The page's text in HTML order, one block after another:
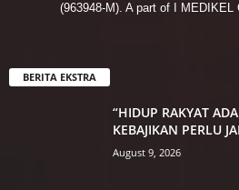
(963948-M). A part of I MEDIKEL
BERITA EKSTRA
“HIDUP RAKYAT
KEBAJIKAN PERLU
August 9, 2026